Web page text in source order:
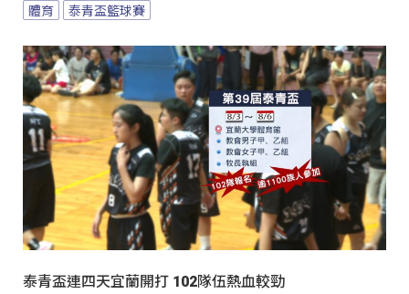
體育 泰青盃籃球賽
泰青盃連四天宜蘭開打 102隊伍熱血較勁